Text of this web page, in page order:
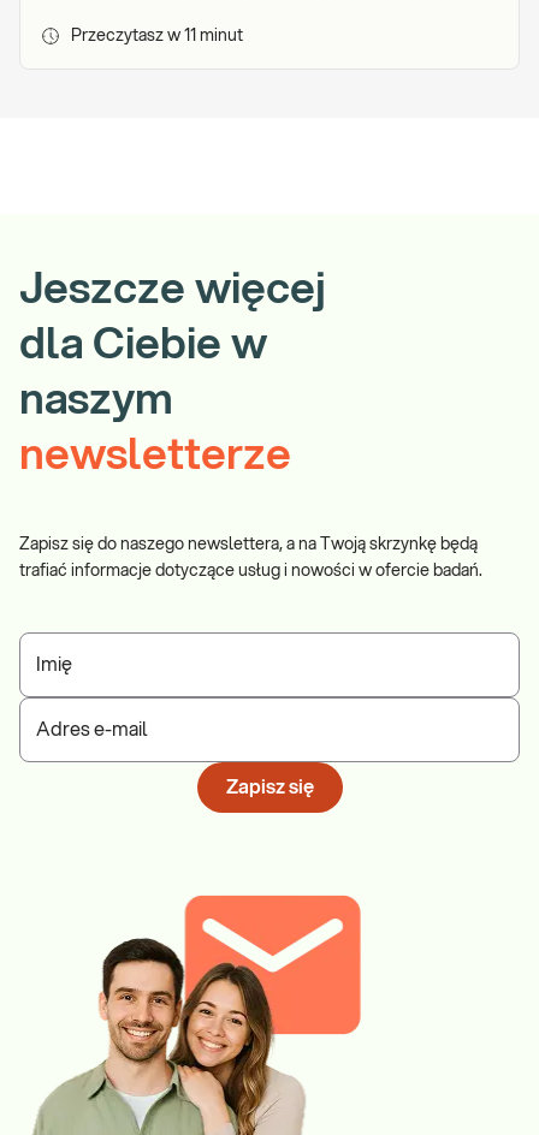
Przeczytasz w 11 minut
Jeszcze więcej
dla Ciebie w
naszym
newsletterze
Zapisz się do naszego newslettera, a na Twoją skrzynkę będą
trafiać informacje dotyczące usług i nowości w ofercie badań.
Imię
Adres e-mail
Zapisz się